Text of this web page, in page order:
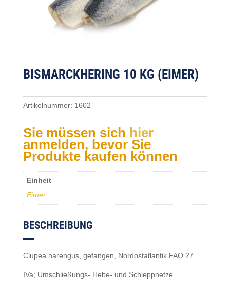
BISMARCKHERING 10 KG (EIMER)
Artikelnummer: 1602
Sie müssen sich hier
anmelden, bevor Sie
Produkte kaufen können
Einheit
Eimer
BESCHREIBUNG
Clupea harengus, gefangen, Nordostatlantik FAO 27
IVa; Umschließungs- Hebe- und Schleppnetze